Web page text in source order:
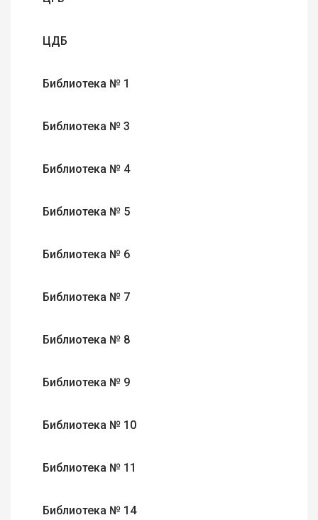
ЦДБ
Библиотека № 1
Библиотека № 3
Библиотека № 4
Библиотека № 5
Библиотека № 6
Библиотека № 7
Библиотека № 8
Библиотека № 9
Библиотека № 10
Библиотека № 11
Библиотека № 14